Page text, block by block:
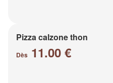
Pizza calzone thon
Dès 11.00 €